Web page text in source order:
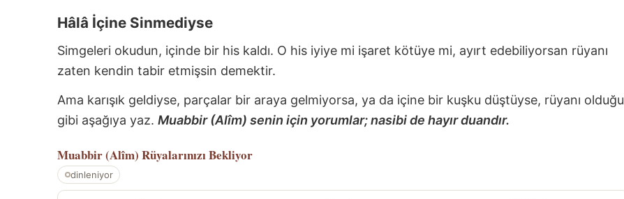
Hâlâ İçine Sinmediyse
Simgeleri okudun, içinde bir his kaldı. O his iyiye mi işaret kötüye mi, ayırt edebiliyorsan rüyanı
zaten kendin tabir etmişsin demektir.
Ama karışık geldiyse, parçalar bir araya gelmiyorsa, ya da içine bir kuşku düştüyse, rüyanı olduğu
gibi aşağıya yaz. Muabbir (Alîm) senin için yorumlar; nasibi de hayır duandır.
Muabbir (Alîm) Rüyalarınızı Bekliyor
dinleniyor